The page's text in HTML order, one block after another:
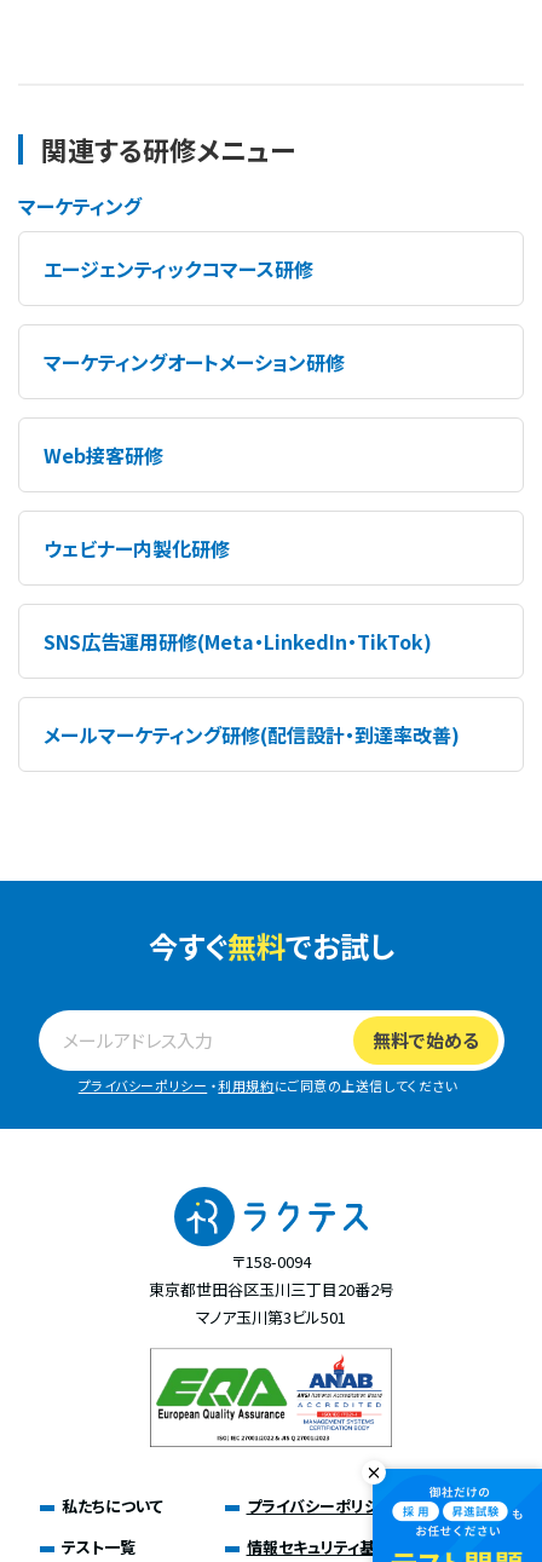
関連する研修メニュー
マーケティング
エージェンティックコマース研修
マーケティングオートメーション研修
Web接客研修
ウェビナー内製化研修
SNS広告運用研修(Meta・LinkedIn・TikTok)
メールマーケティング研修(配信設計・到達率改善)
今すぐ無料でお試し
プライバシーポリシー ・利用規約にご同意の上送信してください
〒158-0094
東京都世田谷区玉川三丁目20番2号
マノア玉川第3ビル501
私たちについて
テスト一覧
プライバシーポリシー
情報セキュリティ基本方針